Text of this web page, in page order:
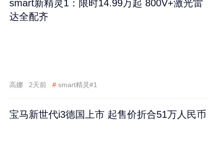
smart新精灵1：限时14.99万起 800V+激光雷
达全配齐
高娜 2天前 # smart精灵#1
宝马新世代i3德国上市 起售价折合51万人民币